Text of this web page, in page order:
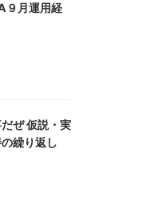
９月運用経
ぜ 仮説・実
繰り返し